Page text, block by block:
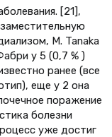
[21],
M. Tanaka
у 5 (0,7 % )
ранее (все
еще у 2 она
поражение
болезни
уже достиг